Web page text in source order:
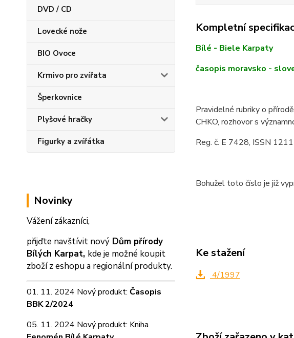
DVD / CD
Lovecké nože
BIO Ovoce
Krmivo pro zvířata
Šperkovnice
Plyšové hračky
Figurky a zvířátka
Novinky
Vážení zákazníci,
přijďte navštívit nový Dům přírody
Bílých Karpat, kde je možné koupit
zboží z eshopu a regionální produkty.
01. 11. 2024 Nový produkt: Časopis
BBK 2/2024
05. 11. 2024 Nový produkt: Kniha
Kompletní
Bílé - Biele Karpaty
časopis moravsko -
Pravidelné rubriky o
CHKO, rozhovor s
Reg. č. E 7428, ISSN
Bohužel toto číslo je již
Ke stažení
4/1997